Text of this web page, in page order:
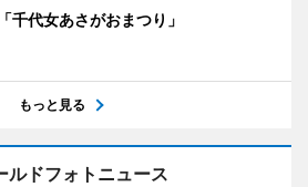
千代女あさがおまつり」
もっと見る
ルドフォトニュース